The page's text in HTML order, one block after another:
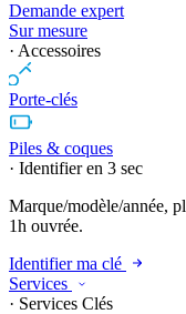
Demande expert
Sur mesure
· Accessoires
Porte-clés
Piles & coques
· Identifier en 3 sec
Marque/modèle/année,
1h ouvrée.
Identifier ma clé
Services
· Services Clés